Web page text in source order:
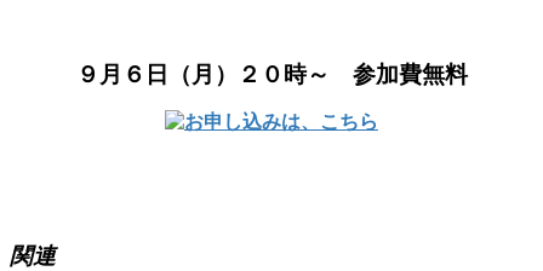
９ 月６ 日（月）２０時～ 参加費無料
関連